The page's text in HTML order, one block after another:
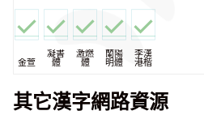
金萱
凝書
體
激燃
體
蘭陽
明體
李漢
港楷
其它漢字網路資源